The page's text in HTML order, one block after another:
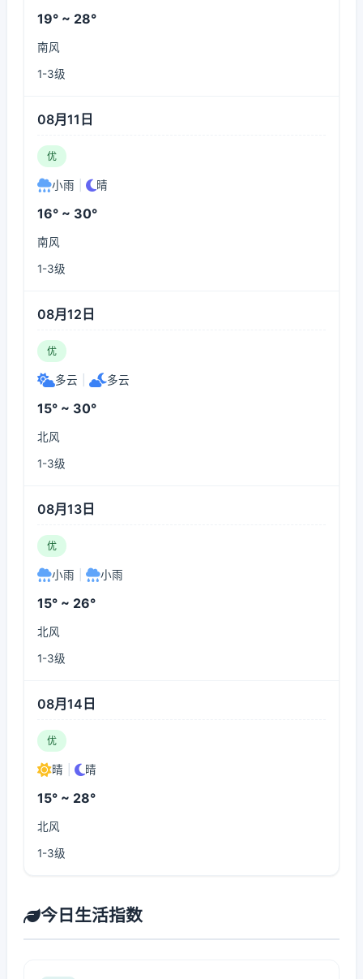
19° ~ 28°
南风
1-3级
08月11日
优
小雨 晴
16° ~ 30°
南风
1-3级
08月12日
优
多云 多云
15° ~ 30°
北风
1-3级
08月13日
优
小雨 小雨
15° ~ 26°
北风
1-3级
08月14日
优
晴 晴
15° ~ 28°
北风
1-3级
今日生活指数